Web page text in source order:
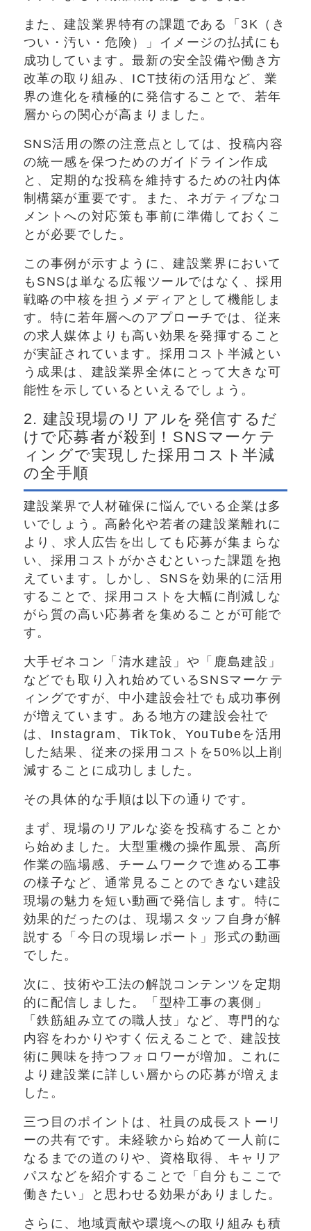
また、建設業界特有の課題である「3K（き
つい・汚い・危険）」イメージの払拭にも
成功しています。最新の安全設備や働き方
改革の取り組み、ICT技術の活用など、業
界の進化を積極的に発信することで、若年
層からの関心が高まりました。
SNS活用の際の注意点としては、投稿内容
の統一感を保つためのガイドライン作成
と、定期的な投稿を維持するための社内体
制構築が重要です。また、ネガティブなコ
メントへの対応策も事前に準備しておくこ
とが必要でした。
この事例が示すように、建設業界において
もSNSは単なる広報ツールではなく、採用
戦略の中核を担うメディアとして機能しま
す。特に若年層へのアプローチでは、従来
の求人媒体よりも高い効果を発揮すること
が実証されています。採用コスト半減とい
う成果は、建設業界全体にとって大きな可
能性を示しているといえるでしょう。
2. 建設現場のリアルを発信するだ
けで応募者が殺到！SNSマーケテ
ィングで実現した採用コスト半減
の全手順
建設業界で人材確保に悩んでいる企業は多
いでしょう。高齢化や若者の建設業離れに
より、求人広告を出しても応募が集まらな
い、採用コストがかさむといった課題を抱
えています。しかし、SNSを効果的に活用
することで、採用コストを大幅に削減しな
がら質の高い応募者を集めることが可能で
す。
大手ゼネコン「清水建設」や「鹿島建設」
などでも取り入れ始めているSNSマーケテ
ィングですが、中小建設会社でも成功事例
が増えています。ある地方の建設会社で
は、Instagram、TikTok、YouTubeを活用
した結果、従来の採用コストを50%以上削
減することに成功しました。
その具体的な手順は以下の通りです。
まず、現場のリアルな姿を投稿することか
ら始めました。大型重機の操作風景、高所
作業の臨場感、チームワークで進める工事
の様子など、通常見ることのできない建設
現場の魅力を短い動画で発信します。特に
効果的だったのは、現場スタッフ自身が解
説する「今日の現場レポート」形式の動画
でした。
次に、技術や工法の解説コンテンツを定期
的に配信しました。「型枠工事の裏側」
「鉄筋組み立ての職人技」など、専門的な
内容をわかりやすく伝えることで、建設技
術に興味を持つフォロワーが増加。これに
より建設業に詳しい層からの応募が増えま
した。
三つ目のポイントは、社員の成長ストーリ
ーの共有です。未経験から始めて一人前に
なるまでの道のりや、資格取得、キャリア
パスなどを紹介することで「自分もここで
働きたい」と思わせる効果がありました。
さらに、地域貢献や環境への取り組みも積